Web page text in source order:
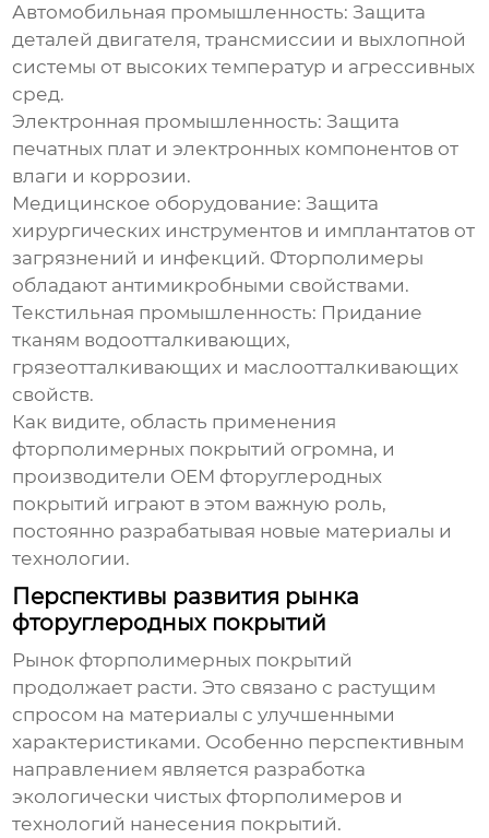
Автомобильная промышленность: Защита
деталей двигателя, трансмиссии и выхлопной
системы от высоких температур и агрессивных
сред.
Электронная промышленность: Защита
печатных плат и электронных компонентов от
влаги и коррозии.
Медицинское оборудование: Защита
хирургических инструментов и имплантатов от
загрязнений и инфекций. Фторполимеры
обладают антимикробными свойствами.
Текстильная промышленность: Придание
тканям водоотталкивающих,
грязеотталкивающих и маслоотталкивающих
свойств.
Как видите, область применения
фторполимерных покрытий огромна, и
производители OEM фторуглеродных
покрытий играют в этом важную роль,
постоянно разрабатывая новые материалы и
технологии.
Перспективы развития рынка
фторуглеродных покрытий
Рынок фторполимерных покрытий
продолжает расти. Это связано с растущим
спросом на материалы с улучшенными
характеристиками. Особенно перспективным
направлением является разработка
экологически чистых фторполимеров и
технологий нанесения покрытий.